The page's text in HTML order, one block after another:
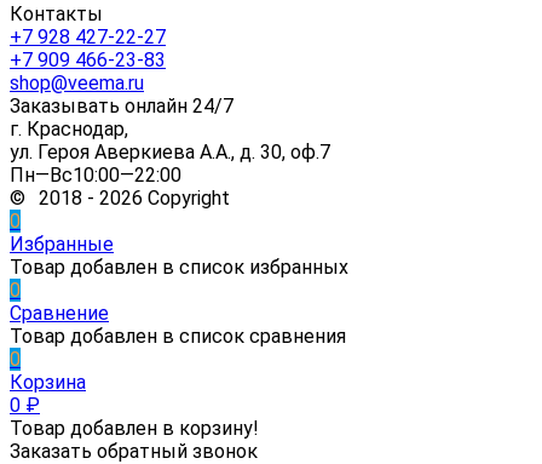
Контакты
+7 928 427-22-27
+7 909 466-23-83
shop@veema.ru
Заказывать онлайн 24/7
г. Краснодар,
ул. Героя Аверкиева А.А., д. 30, оф.7
Пн—Вс10:00—22:00
© 2018 - 2026 Copyright
0
Избранные
Товар добавлен в список избранных
0
Сравнение
Товар добавлен в список сравнения
0
Корзина
0 ₽
Товар добавлен в корзину!
Заказать обратный звонок